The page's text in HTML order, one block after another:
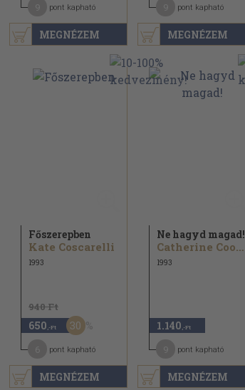
MEGNÉZEM
pont kapható
MEGNÉZEM
pont kapható
MEGNÉZEM
Főszerepben
Kate Coscarelli
1993
940 Ft
650 ,-Ft 30
pont kapható
MEGNÉZEM
Ne hagyd magad!
Catherine Cookson
1993
1.140 ,-Ft
pont kapható